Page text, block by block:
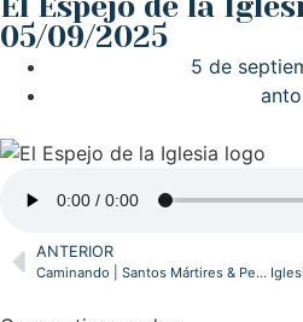
05/09/2025
5 de
ANTERIOR
Caminando | Santos Mártires & Peregrinación a Fátima | 3.9.2025